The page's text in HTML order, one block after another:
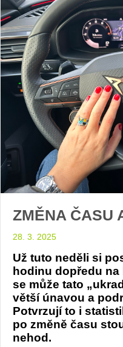
ZMĚNA ČASU
28. 3. 2025
Už tuto neděli si
hodinu dopředu na
se může tato
větší únavou a
Potvrzují to i
po změně času
nehod.